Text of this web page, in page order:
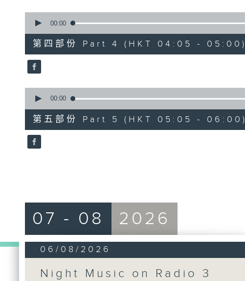
seconds
55
minutes,
9
seconds
90%
00:00
第四部份 Part 4 (HKT 04:05 - 05:00)
seconds
55
minutes,
9
seconds
90%
00:00
第五部份 Part 5 (HKT 05:05 - 06:00)
07 - 08 2026
06/08/2026
Night Music on Radio 3